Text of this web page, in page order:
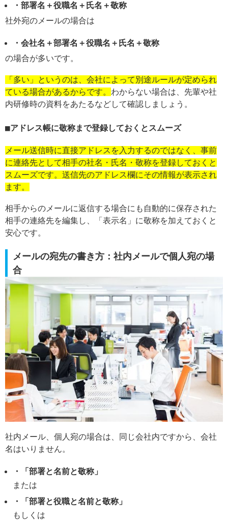
・部署名＋役職名＋氏名＋敬称
社外宛のメールの場合は
・会社名＋部署名＋役職名＋氏名＋敬称
の場合が多いです。
「多い」というのは、会社によって別途ルールが定められ
ている場合があるからです。 わからない場合は、先輩や社
内研修時の資料をあたるなどして確認しましょう。
アドレス帳に敬称まで登録しておくとスムーズ
メール送信時に直接アドレスを入力するのではなく、事前
に連絡先として相手の社名・氏名・敬称を登録しておくと
スムーズです。送信先のアドレス欄にその情報が表示され
ます。
相手からのメールに返信する場合にも自動的に保存された
相手の連絡先を編集し、「表示名」に敬称を加えておくと
安心です。
メールの宛先の書き方：社内メールで個人宛の場
合
社内メール、個人宛の場合は、同じ会社内ですから、会社
名はいりません。
・「部署と名前と敬称」
または
・「部署と役職と名前と敬称」
もしくは